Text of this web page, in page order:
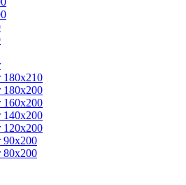
180x210
180x200
160x200
140x200
120x200
90x200
80x200